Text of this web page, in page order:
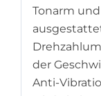
Tonarm
der
Anti-